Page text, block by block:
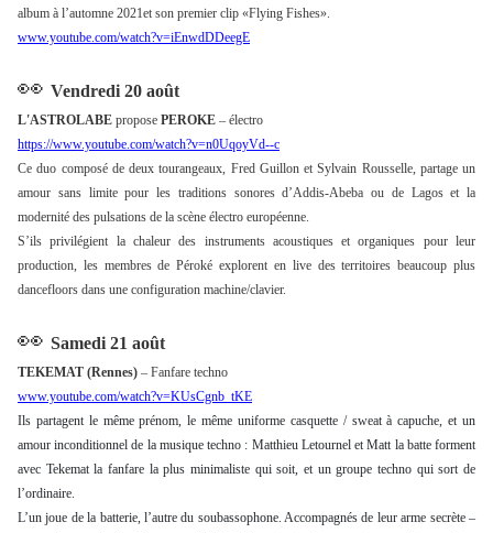
album à l’automne 2021et son premier clip «Flying Fishes».
www.youtube.com/watch?v=iEnwdDDeegE
👀 Vendredi 20 août
L'ASTROLABE propose PEROKE – électro
https://www.youtube.com/watch?v=n0UqoyVd--c
Ce duo composé de deux tourangeaux, Fred Guillon et Sylvain Rousselle, partage un
amour sans limite pour les traditions sonores d’Addis-Abeba ou de Lagos et la
modernité des pulsations de la scène électro européenne.
S’ils privilégient la chaleur des instruments acoustiques et organiques pour leur
production, les membres de Péroké explorent en live des territoires beaucoup plus
dancefloors dans une configuration machine/clavier.
👀 Samedi 21 août
TEKEMAT (Rennes) – Fanfare techno
www.youtube.com/watch?v=KUsCgnb_tKE
Ils partagent le même prénom, le même uniforme casquette / sweat à capuche, et un
amour inconditionnel de la musique techno : Matthieu Letournel et Matt la batte forment
avec Tekemat la fanfare la plus minimaliste qui soit, et un groupe techno qui sort de
l’ordinaire.
L’un joue de la batterie, l’autre du soubassophone. Accompagnés de leur arme secrète –